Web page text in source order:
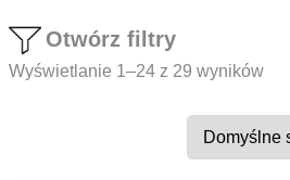
Otwórz filtry
Wyświetlanie 1–24 z 29 wyników